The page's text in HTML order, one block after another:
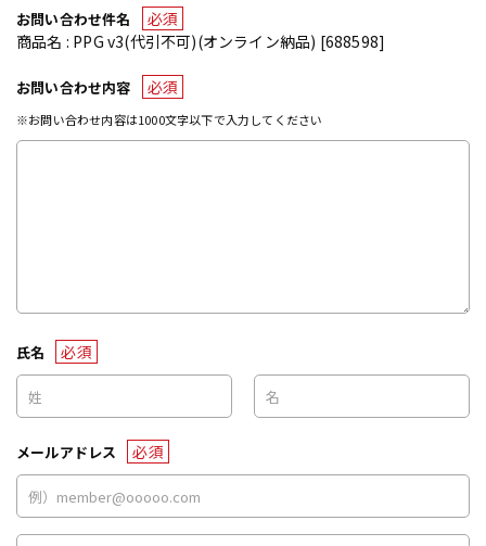
お問い合わせ件名
必須
商品名 : PPG v3(代引不可)(オンライン納品) [688598]
お問い合わせ内容 必須
※お問い合わせ内容は1000文字以下で入力してください
氏名 必須
メールアドレス 必須